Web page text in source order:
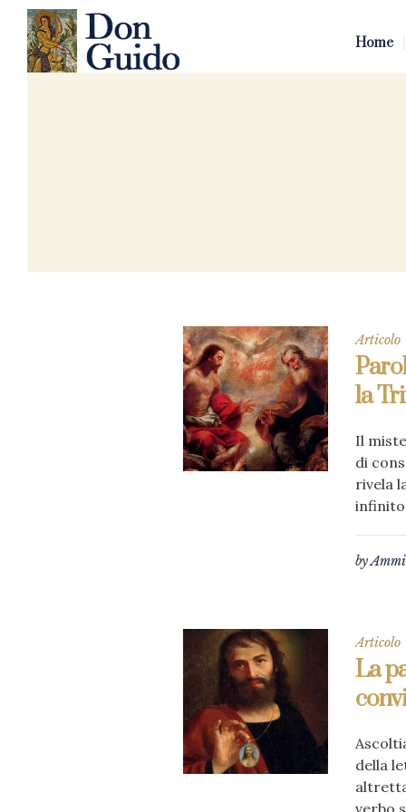
Home
Articolo
la
Il
di
rivela
by
Articolo
La
della
verbo